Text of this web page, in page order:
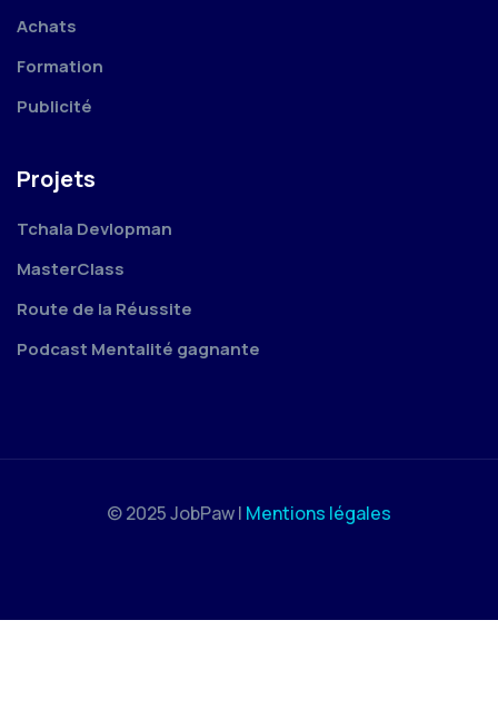
Achats
Formation
Publicité
Projets
Tchala Devlopman
MasterClass
Route de la Réussite
Podcast Mentalité gagnante
© 2025 JobPaw | Mentions légales